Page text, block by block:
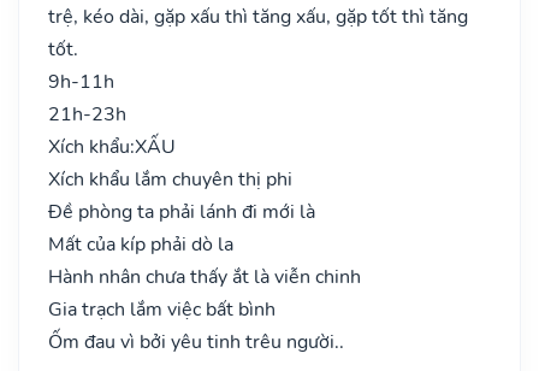
trệ, kéo dài, gặp xấu thì tăng xấu, gặp tốt thì tăng
tốt.
9h-11h
21h-23h
Xích khẩu:XẤU
Xích khẩu lắm chuyên thị phi
Đề phòng ta phải lánh đi mới là
Mất của kíp phải dò la
Hành nhân chưa thấy ắt là viễn chinh
Gia trạch lắm việc bất bình
Ốm đau vì bởi yêu tinh trêu người..